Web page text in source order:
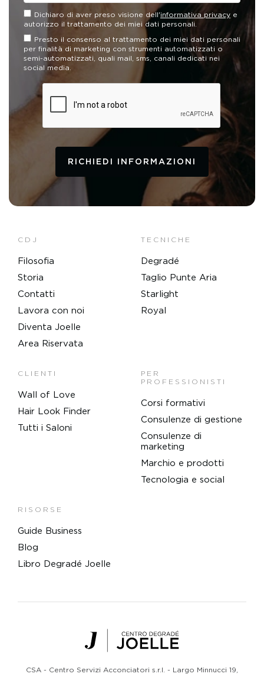
Dichiaro di aver preso visione dell'informativa privacy e
autorizzo il trattamento dei miei dati personali.
Presto il consenso al trattamento dei miei dati personali
per finalità di marketing con strumenti automatizzati o
semi-automatizzati, quali mail, sms, canali dedicati nei
social media.
Please verify your request*
RICHIEDI INFORMAZIONI
CDJ
Filosofia
Storia
Contatti
Lavora con noi
Diventa Joelle
Area Riservata
TECNICHE
Degradé
Taglio Punte Aria
Starlight
Royal
CLIENTI
Wall of Love
Hair Look Finder
Tutti i Saloni
PER
PROFESSIONISTI
Corsi formativi
Consulenze di gestione
Consulenze di
marketing
Marchio e prodotti
Tecnologia e social
RISORSE
Guide Business
Blog
Libro Degradé Joelle
Centro Degradé Joelle
CSA - Centro Servizi Acconciatori s.r.l. - Largo Minnucci 19,